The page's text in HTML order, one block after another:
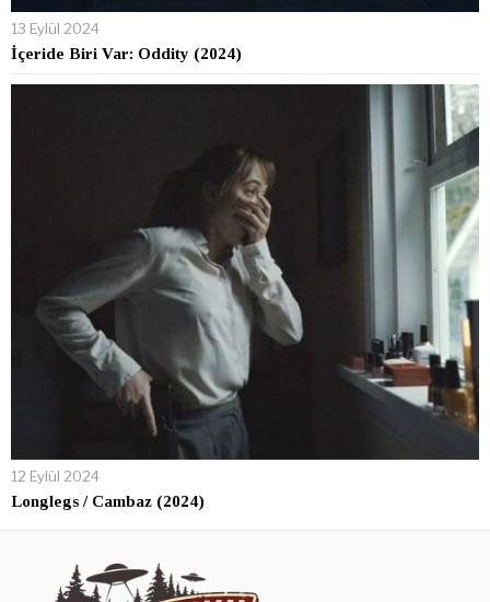
13 Eylül 2024
İçeride Biri Var: Oddity (2024)
12 Eylül 2024
Longlegs / Cambaz (2024)